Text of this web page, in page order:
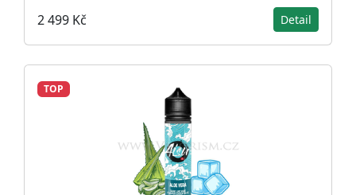
2 499 Kč Detail
TOP